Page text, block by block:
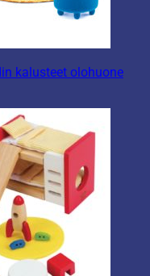
kalusteet olohuone